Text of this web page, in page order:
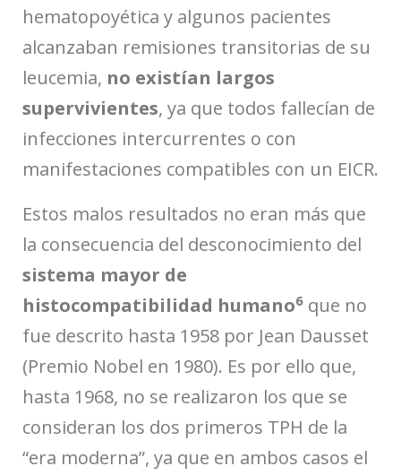
hematopoyética y algunos pacientes
alcanzaban remisiones transitorias de su
leucemia, no existían largos
supervivientes, ya que todos fallecían de
infecciones intercurrentes o con
manifestaciones compatibles con un EICR.
Estos malos resultados no eran más que
la consecuencia del desconocimiento del
sistema mayor de
histocompatibilidad humano6 que no
fue descrito hasta 1958 por Jean Dausset
(Premio Nobel en 1980). Es por ello que,
hasta 1968, no se realizaron los que se
consideran los dos primeros TPH de la
“era moderna”, ya que en ambos casos el